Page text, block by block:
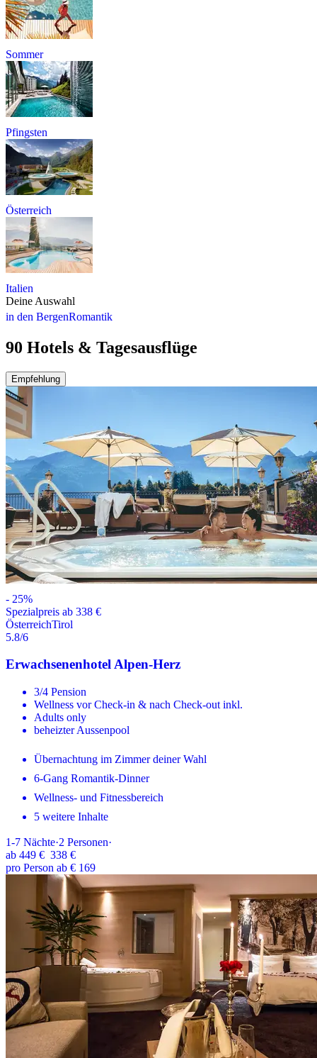
Sommer
Pfingsten
Österreich
Italien
Deine Auswahl
in den BergenRomantik
90 Hotels & Tagesausflüge
Empfehlung
- 25%
Spezialpreis ab 338 €
ÖsterreichTirol
5.8/6
Erwachsenenhotel Alpen-Herz
3/4 Pension
Wellness vor Check-in & nach Check-out inkl.
Adults only
beheizter Aussenpool
Übernachtung im Zimmer deiner Wahl
6-Gang Romantik-Dinner
Wellness- und Fitnessbereich
5 weitere Inhalte
1-7 Nächte·2 Personen·
ab 449 € 338 €
pro Person ab € 169